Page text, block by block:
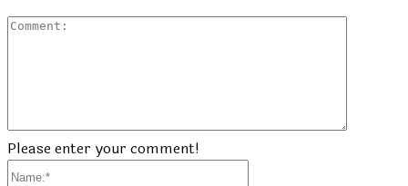
Please enter your comment!